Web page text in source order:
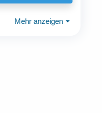
Mehr anzeigen ⏷